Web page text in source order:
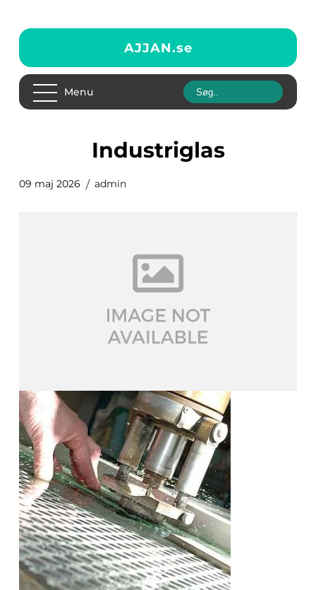
AJJAN.se
Menu
Industriglas
09 maj 2026 admin